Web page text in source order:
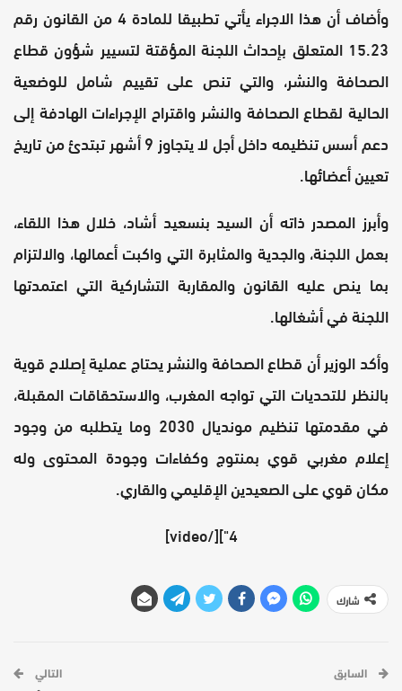
وأضاف أن هذا الاجراء يأتي تطبيقا للمادة 4 من القانون رقم
15.23 المتعلق بإحداث اللجنة المؤقتة لتسيير شؤون قطاع
الصحافة والنشر، والتي تنص على تقييم شامل للوضعية
الحالية لقطاع الصحافة والنشر واقتراح الإجراءات الهادفة إلى
دعم أسس تنظيمه داخل أجل لا يتجاوز 9 أشهر تبتدئ من تاريخ
تعيين أعضائها.
وأبرز المصدر ذاته أن السيد بنسعيد أشاد، خلال هذا اللقاء،
بعمل اللجنة، والجدية والمثابرة التي واكبت أعمالها، والالتزام
بما ينص عليه القانون والمقاربة التشاركية التي اعتمدتها
اللجنة في أشغالها.
وأكد الوزير أن قطاع الصحافة والنشر يحتاج عملية إصلاح قوية
بالنظر للتحديات التي تواجه المغرب، والاستحقاقات المقبلة،
في مقدمتها تنظيم مونديال 2030 وما يتطلبه من وجود
إعلام مغربي قوي بمنتوج وكفاءات وجودة المحتوى وله
مكان قوي على الصعيدين الإقليمي والقاري.
4"][/video]
شارك
السابق التالي